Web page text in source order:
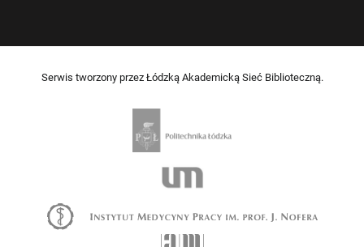
Serwis tworzony przez Łódzką Akademicką Sieć Biblioteczną.